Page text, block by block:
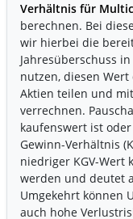
Verhältnis für
berechnen. Bei
wir hierbei die
Jahresüberschuss
nutzen, diesen
Aktien teilen und
verrechnen.
kaufenswert ist
Gewinn-Verhältnis
niedriger KGV-Wert
werden und deutet
Umgekehrt können
auch hohe